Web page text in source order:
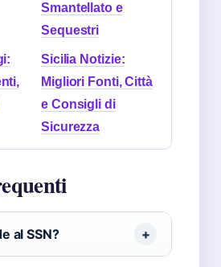
Smantellato e
Sequestri
Sicilia Notizie:
Migliori Fonti, Città
e Consigli di
Sicurezza
al SSN?